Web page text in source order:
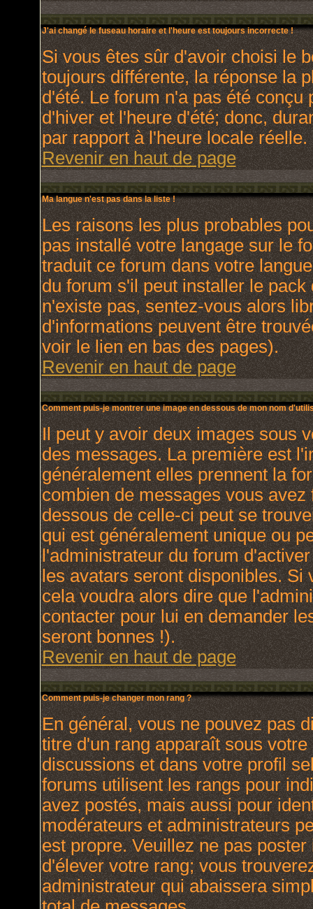
J'ai changé le fuseau horaire et l'heure est toujours incorrecte !
Si vous êtes sûr d'avoir choisi le
toujours différente, la réponse la
d'été. Le forum n'a pas été
d'hiver et l'heure d'été; donc,
par rapport à l'heure locale réelle.
Revenir en haut de page
Ma langue n'est pas dans la liste !
Les raisons les plus probables
pas installé votre langage sur le
traduit ce forum dans votre
du forum s'il peut installer le
n'existe pas, sentez-vous alors
d'informations peuvent être
voir le lien en bas des pages).
Revenir en haut de page
Comment puis-je montrer une image en dessous de mon nom
Il peut y avoir deux images sous
des messages. La première est
généralement elles prennent la
combien de messages vous
dessous de celle-ci peut se
qui est généralement unique ou
l'administrateur du forum
les avatars seront disponibles. Si
cela voudra alors dire que
contacter pour lui en demander
seront bonnes !).
Revenir en haut de page
Comment puis-je changer mon rang ?
En général, vous ne pouvez pas
titre d'un rang apparaît sous
discussions et dans votre profil
forums utilisent les rangs pour
avez postés, mais aussi pour
modérateurs et administrateurs
est propre. Veuillez ne pas
d'élever votre rang; vous
administrateur qui abaissera